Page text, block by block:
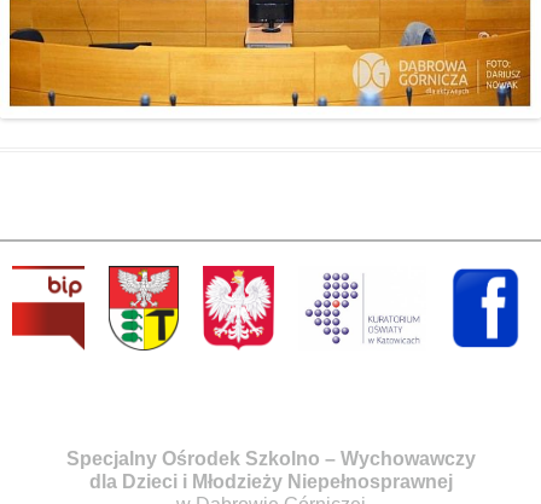
Specjalny Ośrodek Szkolno – Wychowawczy
dla Dzieci i Młodzieży Niepełnosprawnej